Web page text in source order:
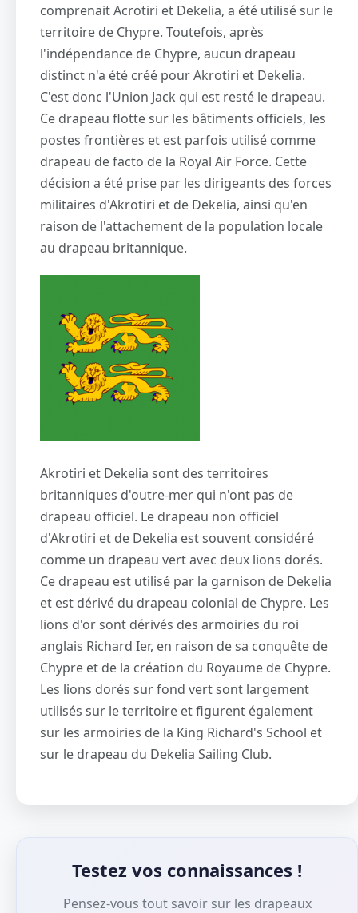
comprenait Acrotiri et Dekelia, a été utilisé sur le
territoire de Chypre. Toutefois, après
l'indépendance de Chypre, aucun drapeau
distinct n'a été créé pour Akrotiri et Dekelia.
C'est donc l'Union Jack qui est resté le drapeau.
Ce drapeau flotte sur les bâtiments officiels, les
postes frontières et est parfois utilisé comme
drapeau de facto de la Royal Air Force. Cette
décision a été prise par les dirigeants des forces
militaires d'Akrotiri et de Dekelia, ainsi qu'en
raison de l'attachement de la population locale
au drapeau britannique.
Akrotiri et Dekelia sont des territoires
britanniques d'outre-mer qui n'ont pas de
drapeau officiel. Le drapeau non officiel
d'Akrotiri et de Dekelia est souvent considéré
comme un drapeau vert avec deux lions dorés.
Ce drapeau est utilisé par la garnison de Dekelia
et est dérivé du drapeau colonial de Chypre. Les
lions d'or sont dérivés des armoiries du roi
anglais Richard Ier, en raison de sa conquête de
Chypre et de la création du Royaume de Chypre.
Les lions dorés sur fond vert sont largement
utilisés sur le territoire et figurent également
sur les armoiries de la King Richard's School et
sur le drapeau du Dekelia Sailing Club.
Testez vos connaissances !
Pensez-vous tout savoir sur les drapeaux